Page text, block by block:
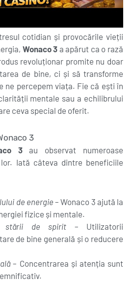
cotidian și provocările vieții
Wonaco 3 a apărut ca o rază
revoluționar promite nu doar
de bine, ci și să transforme
ne percepem viața. Fie că ești în
mentale sau a echilibrului
ceva special de oferit.
3
3au observat numeroase
Iată câteva dintre beneficiile
de energie– Wonaco 3 ajută la
fizice și mentale.
stării de spirit – Utilizatorii
de bine generală și o reducere
– Concentrarea și atenția sunt